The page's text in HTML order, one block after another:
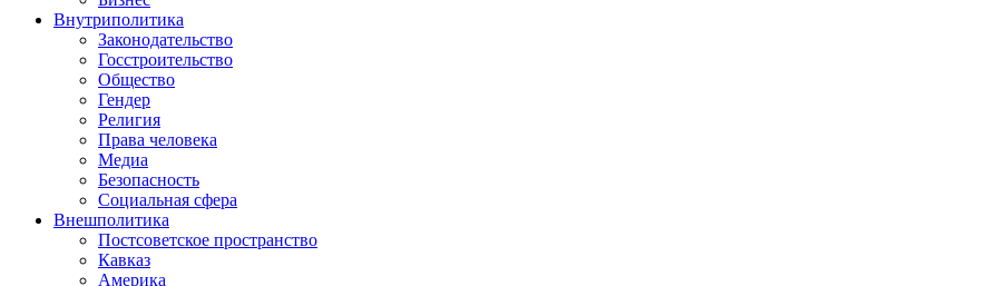
Внутриполитика
Законодательство
Госстроительство
Общество
Гендер
Религия
Права человека
Медиа
Безопасность
Социальная сфера
Внешполитика
Постсоветское пространство
Кавказ
Америка